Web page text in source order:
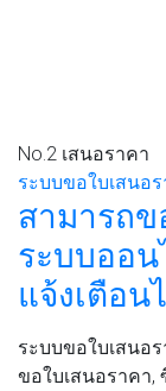
No.2 เสนอราคา
ระบบขอใบเสนอ
สามารถข
ระบบออน
แจ้งเตือ
ระบบขอใบเสนอ
ขอใบเสนอราคา,